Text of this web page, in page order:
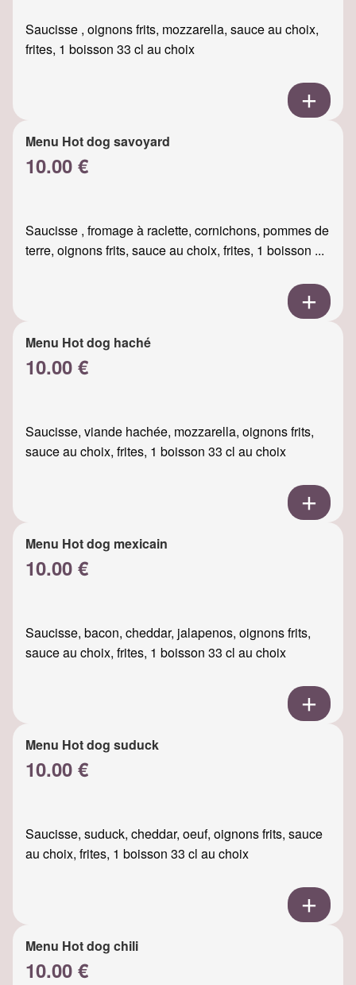
Saucisse , oignons frits, mozzarella, sauce au choix,
frites, 1 boisson 33 cl au choix
Menu Hot dog savoyard
10.00 €
Saucisse , fromage à raclette, cornichons, pommes de
terre, oignons frits, sauce au choix, frites, 1 boisson ...
Menu Hot dog haché
10.00 €
Saucisse, viande hachée, mozzarella, oignons frits,
sauce au choix, frites, 1 boisson 33 cl au choix
Menu Hot dog mexicain
10.00 €
Saucisse, bacon, cheddar, jalapenos, oignons frits,
sauce au choix, frites, 1 boisson 33 cl au choix
Menu Hot dog suduck
10.00 €
Saucisse, suduck, cheddar, oeuf, oignons frits, sauce
au choix, frites, 1 boisson 33 cl au choix
Menu Hot dog chili
10.00 €